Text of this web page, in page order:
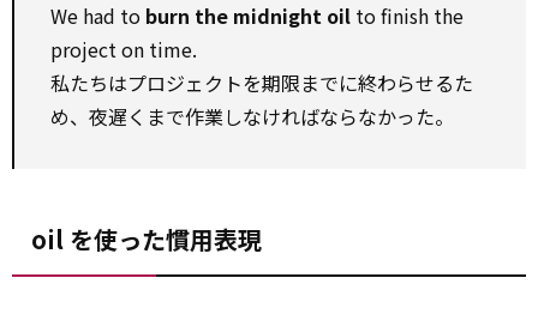
We had to burn the midnight oil to finish the
project on time.
私たちはプロジェクトを期限までに終わらせるた
め、夜遅くまで作業しなければならなかった。
oil を使った慣用表現